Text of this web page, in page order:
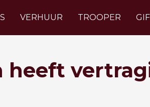
VERHUUR TROOPER
heeft